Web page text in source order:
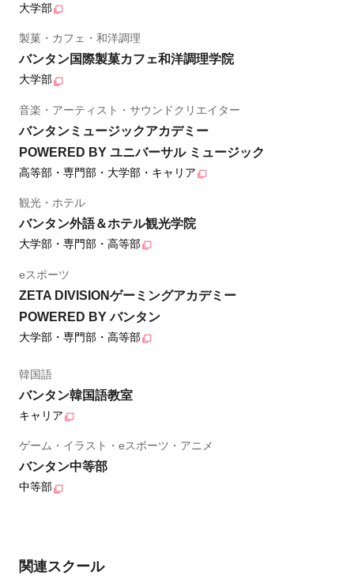
大学部
製菓・カフェ・和洋調理
バンタン国際製菓カフェ和洋調理学院
大学部
音楽・アーティスト・サウンドクリエイター
バンタンミュージックアカデミー
POWERED BY ユニバーサル ミュージック
高等部・専門部・大学部・キャリア
観光・ホテル
バンタン外語＆ホテル観光学院
大学部・専門部・高等部
eスポーツ
ZETA DIVISIONゲーミングアカデミー
POWERED BY バンタン
大学部・専門部・高等部
韓国語
バンタン韓国語教室
キャリア
ゲーム・イラスト・eスポーツ・アニメ
バンタン中等部
中等部
関連スクール